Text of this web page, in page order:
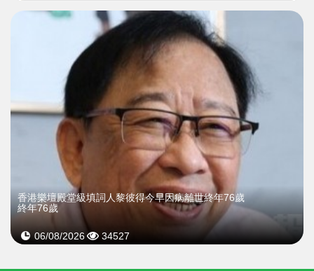
​香港樂壇殿堂級填詞人黎彼得今早因病離世終年76歲
終年76歲
06/08/2026 34527